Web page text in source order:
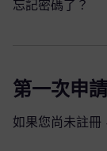
忘記密碼了？
第一次申請
如果您尚未註冊